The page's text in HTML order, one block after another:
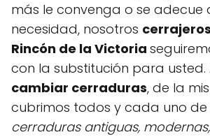
más le convenga o se adecue
necesidad, nosotros
Rincón de la Victoria
con la substitución para usted.
cambiar cerraduras, de la
cubrimos todos y cada uno de
cerraduras antiguas,